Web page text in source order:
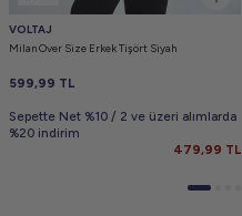
VOLTAJ
Milan Over Size Erkek Tişört Siyah
599,99 TL
Sepette Net %10 / 2 ve üzeri alımlarda
%20 indirim
479,99 TL